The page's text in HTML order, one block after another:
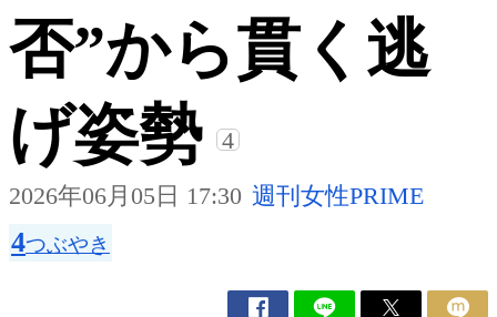
否”から貫く逃
げ姿勢
4
2026年06月05日 17:30 週刊女性PRIME
4つぶやき